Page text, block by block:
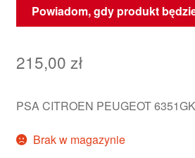
Powiadom, gdy produkt
215,00 zł
PSA CITROEN PEUGEOT 6351GK
Brak w magazynie